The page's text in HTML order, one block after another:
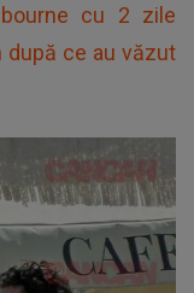
cu 2 zile
după ce au văzut